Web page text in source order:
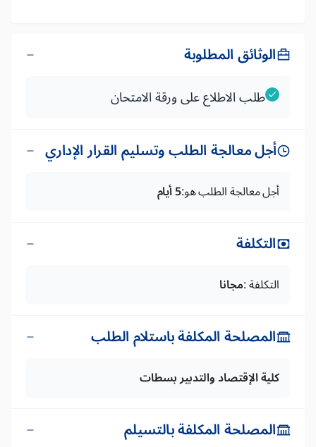
الوثائق المطلوبة
طلب الاطلاع على ورقة الامتحان
أجل معالجة الطلب وتسليم القرار الإداري
أجل معالجة الطلب هو:5 أيام
التكلفة
التكلفة :مجانا
المصلحة المكلفة باستلام الطلب
كلية الإقتصاد والتدبير بسطات
المصلحة المكلفة بالتسيلم